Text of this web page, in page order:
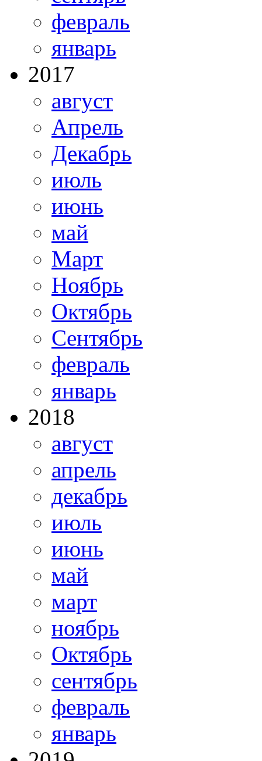
февраль
январь
2017
август
Апрель
Декабрь
июль
июнь
май
Март
Ноябрь
Октябрь
Сентябрь
февраль
январь
2018
август
апрель
декабрь
июль
июнь
май
март
ноябрь
Октябрь
сентябрь
февраль
январь